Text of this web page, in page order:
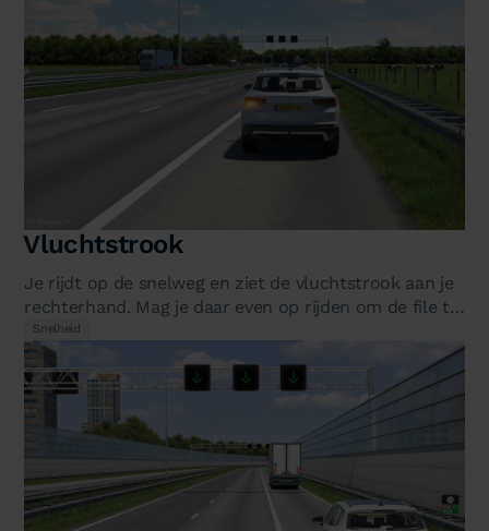
Vluchtstrook
Je rijdt op de snelweg en ziet de vluchtstrook aan je
rechterhand. Mag je daar even op rijden om de file te
omzeilen? Of als je…
Snelheid